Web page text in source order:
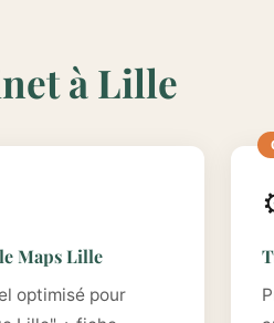
à Lille
Maps Lille
optimisé pour